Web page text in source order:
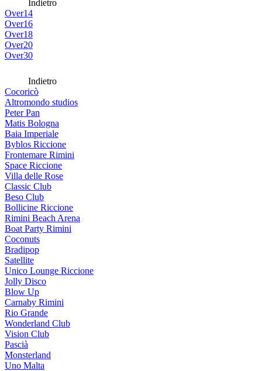
Indietro
Over14
Over16
Over18
Over20
Over30
Indietro
Cocoricò
Altromondo studios
Peter Pan
Matis Bologna
Baia Imperiale
Byblos Riccione
Frontemare Rimini
Space Riccione
Villa delle Rose
Classic Club
Beso Club
Bollicine Riccione
Rimini Beach Arena
Boat Party Rimini
Coconuts
Bradipop
Satellite
Unico Lounge Riccione
Jolly Disco
Blow Up
Carnaby Rimini
Rio Grande
Wonderland Club
Vision Club
Pascià
Monsterland
Uno Malta